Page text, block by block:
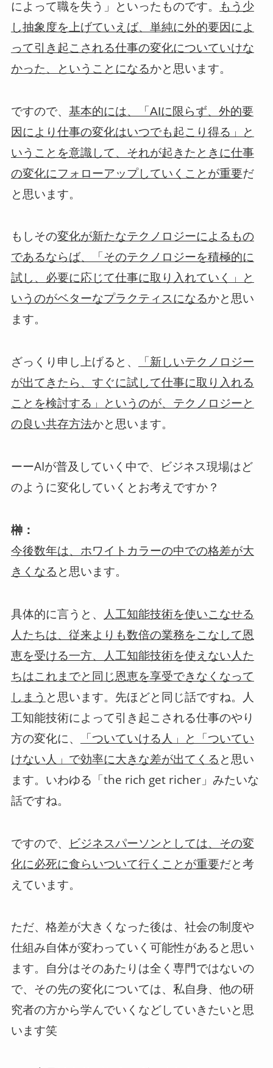
によって職を失う」といったものです。
もう少
し抽象度を上げていえば、単純に外的要因によ
って引き起こされる仕事の変化についていけな
かった、ということになるかと思います。
ですので、 基本的には、「AIに限らず、外的要
因により仕事の変化はいつでも起こり得る」と
いうことを意識して、それが起きたときに仕事
の変化にフォローアップしていくことが重要だ
と思います。
もしその変化が新たなテクノロジーによるもの
であるならば、「そのテクノロジーを積極的に
試し、必要に応じて仕事に取り入れていく」と
いうのがベターなプラクティスになるかと思い
ます。
ざっくり申し上げると、
「新しいテクノロジー
が出てきたら、すぐに試して仕事に取り入れる
ことを検討する」というのが、テクノロジーと
の良い共存方法かと思います。
ーーAIが普及していく中で、ビジネス現場はど
のように変化していくとお考えですか？
榊：
今後数年は、ホワイトカラーの中での格差が大
きくなる と思います。
具体的に言うと、
人工知能技術を使いこなせる
人たちは、従来よりも数倍の業務をこなして恩
恵を受ける一方、人工知能技術を使えない人た
ちはこれまでと同じ恩恵を享受できなくなって
しまう と思います。先ほどと同じ話ですね。人
工知能技術によって引き起こされる仕事のやり
方の変化に、
「ついていける人」と「ついてい
けない人」で効率に大きな差が出てくる と思い
ます。いわゆる「the rich get richer」みたいな
話ですね。
ですので、
ビジネスパーソンとしては、その変
化に必死に食らいついて行くことが重要だと考
えています。
ただ、格差が大きくなった後は、社会の制度や
仕組み自体が変わっていく可能性があると思い
ます。自分はそのあたりは全く専門ではないの
で、その先の変化については、私自身、他の研
究者の方から学んでいくなどしていきたいと思
います笑